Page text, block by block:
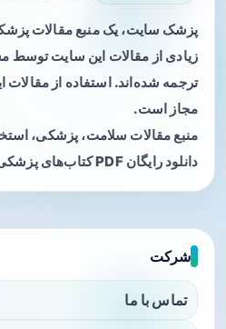
پزشک سایت، یک منبع مقالات
زیادی از مقالات این سایت توسط
ترجمه شده‌اند. استفاده از مقالات
مجاز است.
منبع مقالات سلامت، پزشکی،
دانلود رایگان PDF کتاب‌های پزشکی.
شرکت
تماس با ما